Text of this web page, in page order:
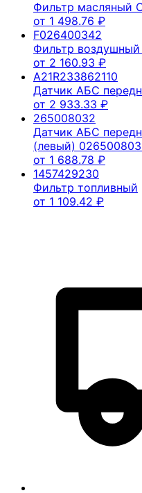
Фильтр масляный
от 1 498.76 ₽
F026400342
Фильтр воздушный
от 2 160.93 ₽
A21R233862110
Датчик АБС
от 2 933.33 ₽
265008032
Датчик АБС
(левый)
от 1 688.78 ₽
1457429230
Фильтр топливный
от 1 109.42 ₽